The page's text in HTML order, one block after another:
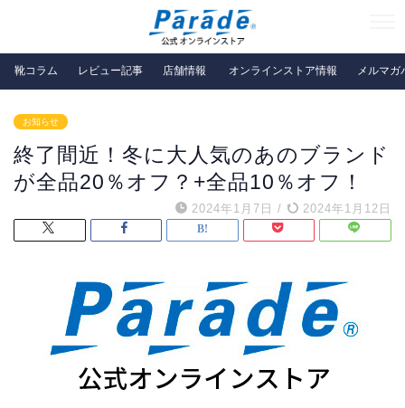
靴コラム レビュー記事 店舗情報 オンラインストア情報 メルマガ
お知らせ
終了間近！冬に大人気のあのブランド
が全品20％オフ？+全品10％オフ！
2024年1月7日 / 2024年1月12日